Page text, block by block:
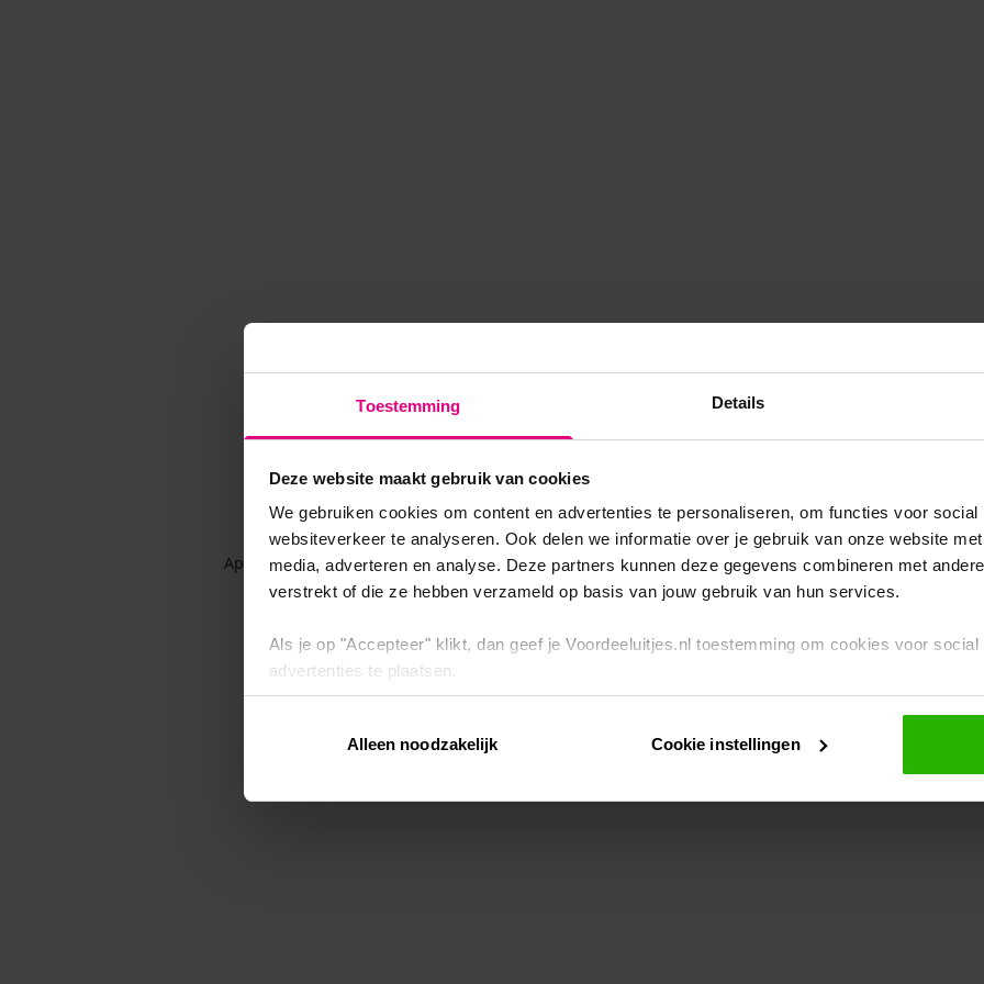
Toestemming Details
Deze website maakt gebruik van cookies
We gebruiken cookies om content en advertenties te personaliseren, om functies voor
websiteverkeer te analyseren. Ook delen we informatie over je gebruik van onze website
media, adverteren en analyse. Deze partners kunnen deze gegevens combineren met
verstrekt of die ze hebben verzameld op basis van jouw gebruik van hun services.
Als je op "Accepteer" klikt, dan geef je Voordeeluitjes.nl toestemming om cookies voor
advertenties te plaatsen.
Via "Cookie instellingen" kun je ook zelf instellen welke cookies worden geplaatst. Je kunt je
intrekken op onscookiebeleid.
Alleen noodzakelijk Cookie instellingen
Application error: a client-side exception has occurred while loadingwww.voordeeluitjes.nl (see the